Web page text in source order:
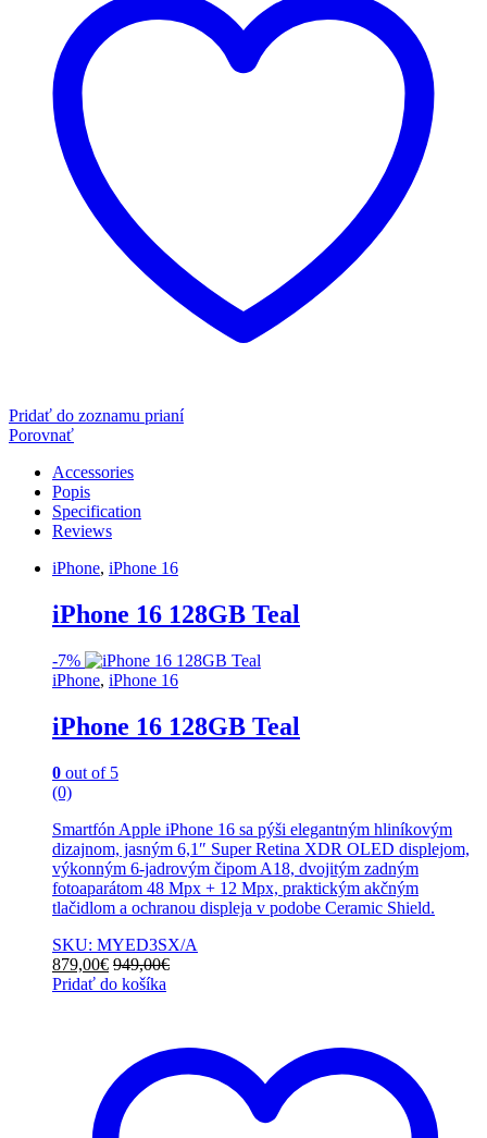
Pridať do zoznamu prianí
Porovnať
Accessories
Popis
Specification
Reviews
iPhone, iPhone 16
iPhone 16 128GB Teal
-7%
iPhone, iPhone 16
iPhone 16 128GB Teal
0 out of 5
(0)
Smartfón Apple iPhone 16 sa pýši elegantným hliníkovým
dizajnom, jasným 6,1″ Super Retina XDR OLED displejom,
výkonným 6-jadrovým čipom A18, dvojitým zadným
fotoaparátom 48 Mpx + 12 Mpx, praktickým akčným
tlačidlom a ochranou displeja v podobe Ceramic Shield.
SKU: MYED3SX/A
879,00€ 949,00€
Pridať do košíka